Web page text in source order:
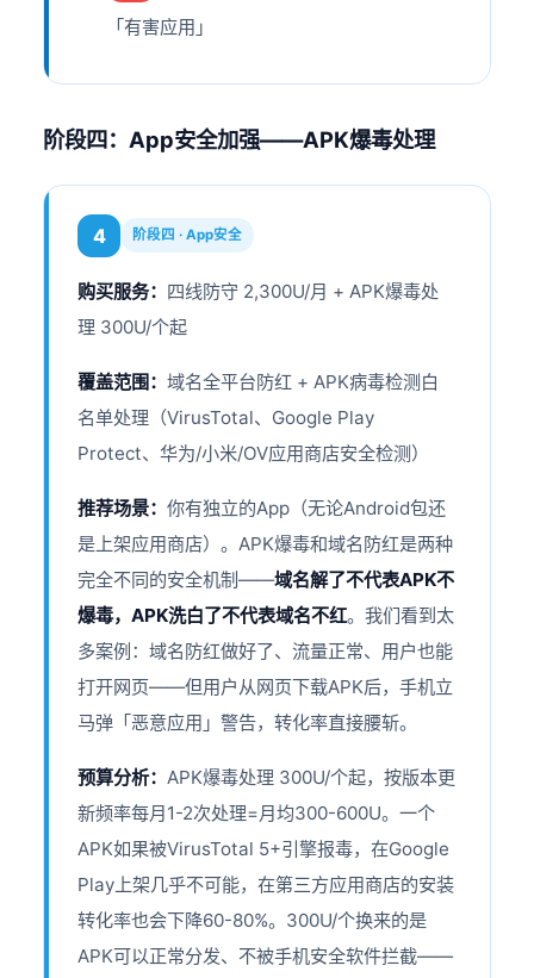
「有害应用」
阶段四：App安全加强——APK爆毒处理
4 阶段四 · App安全
购买服务： 四线防守 2,300U/月 + APK爆毒处
理 300U/个起
覆盖范围：域名全平台防红 + APK病毒检测白
名单处理（VirusTotal、Google Play
Protect、华为/小米/OV应用商店安全检测）
推荐场景：你有独立的App（无论Android包还
是上架应用商店）。APK爆毒和域名防红是两种
完全不同的安全机制——域名解了不代表APK不
爆毒，APK洗白了不代表域名不红。我们看到太
多案例：域名防红做好了、流量正常、用户也能
打开网页——但用户从网页下载APK后，手机立
马弹「恶意应用」警告，转化率直接腰斩。
预算分析： APK爆毒处理 300U/个起，按版本更
新频率每月1-2次处理=月均300-600U。一个
APK如果被VirusTotal 5+引擎报毒，在Google
Play上架几乎不可能，在第三方应用商店的安装
转化率也会下降60-80%。300U/个换来的是
APK可以正常分发、不被手机安全软件拦截——